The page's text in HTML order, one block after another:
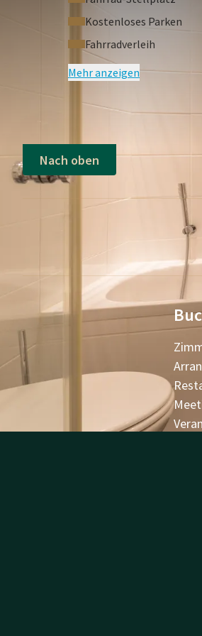
Wenn Sie dies nutzen
Ihrem Hotelzimmer
Kostenloses Parken
Fahrradverleih
Mehr anzeigen
Nach oben